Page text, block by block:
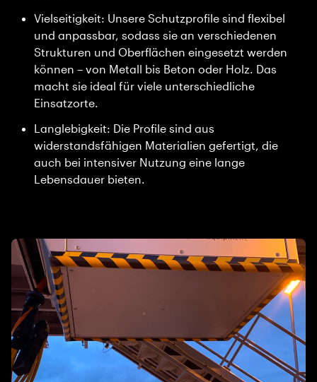
Vielseitigkeit: Unsere Schutzprofile sind flexibel
und anpassbar, sodass sie an verschiedenen
Strukturen und Oberflächen eingesetzt werden
können – von Metall bis Beton oder Holz. Das
macht sie ideal für viele unterschiedliche
Einsatzorte.
Langlebigkeit: Die Profile sind aus
widerstandsfähigen Materialien gefertigt, die
auch bei intensiver Nutzung eine lange
Lebensdauer bieten.